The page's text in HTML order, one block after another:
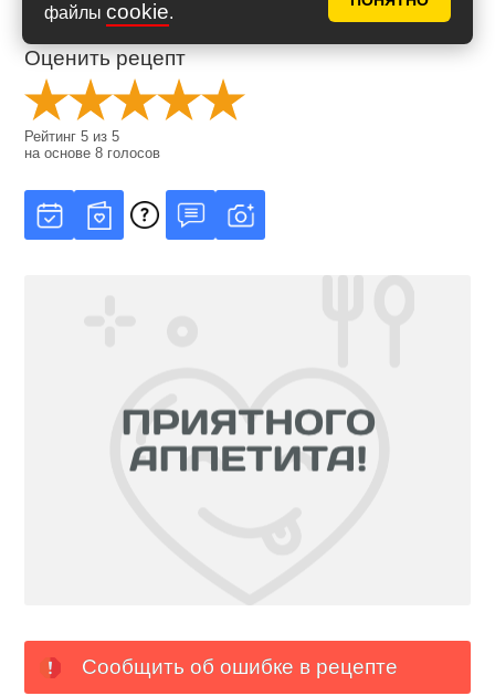
файлы cookie.
Оценить рецепт
Рейтинг5 из5
на основе8 голосов
Сообщить об ошибке в рецепте